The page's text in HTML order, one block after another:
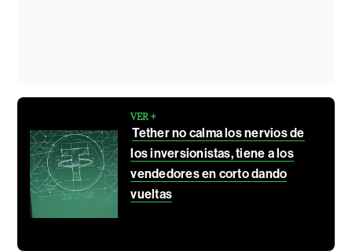
VER +
Tether no calma los nervios de
los inversionistas, tiene a los
vendedores en corto dando
vueltas